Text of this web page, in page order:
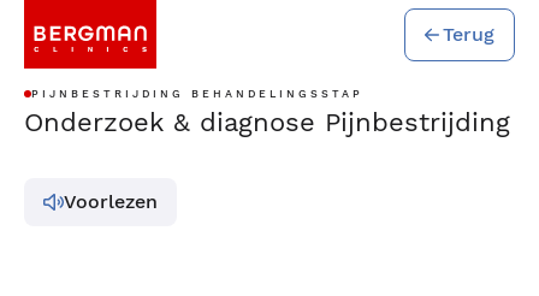
Terug
PIJNBESTRIJDING BEHANDELINGSSTAP
Onderzoek & diagnose Pijnbestrijding
Voorlezen